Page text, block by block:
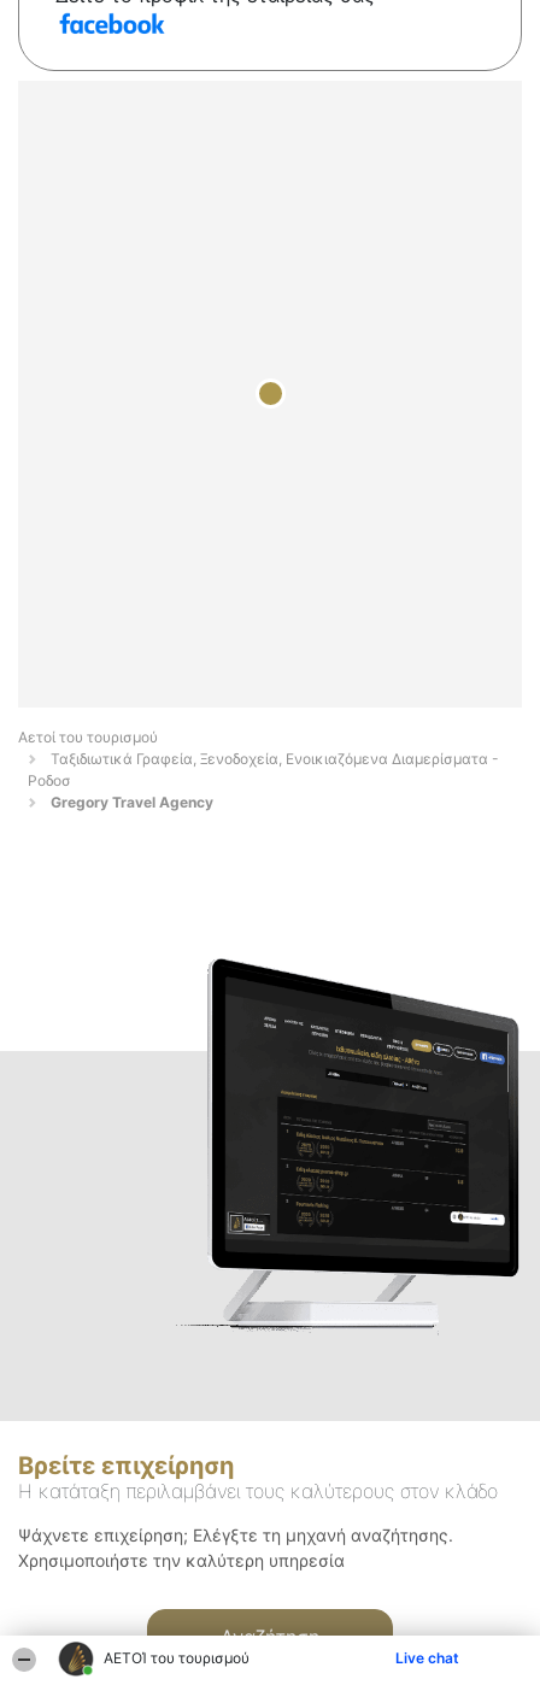
ΑΕΤΟΊ του τουρισμού Live chat
Αετοί του τουρισμού
Ταξιδιωτικά Γραφεία, Ξενοδοχεία, Ενοικιαζόμενα Διαμερίσματα -
Ροδοσ
Gregory Travel Agency
Βρείτε επιχείρηση
Η κατάταξη περιλαμβάνει τους καλύτερους στον κλάδο
Ψάχνετε επιχείρηση; Ελέγξτε τη μηχανή αναζήτησης.
Χρησιμοποιήστε την καλύτερη υπηρεσία
Αναζήτηση